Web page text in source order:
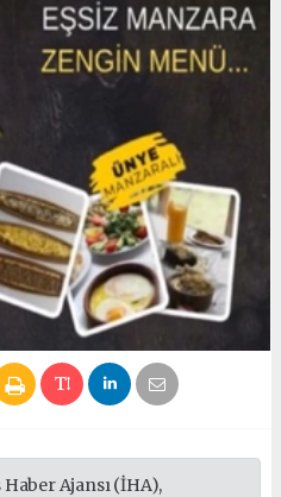
Ajansı (İHA),